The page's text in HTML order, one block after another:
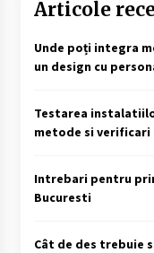
Articole
Unde poți integra
un design cu
Testarea
metode si
Intrebari pentru
Bucuresti
Cât de des trebuie